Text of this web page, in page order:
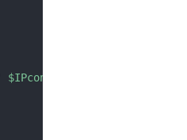
$IPconf_path